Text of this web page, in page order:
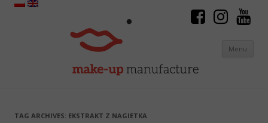
Menu
TAG ARCHIVES: EKSTRAKT Z NAGIETKA